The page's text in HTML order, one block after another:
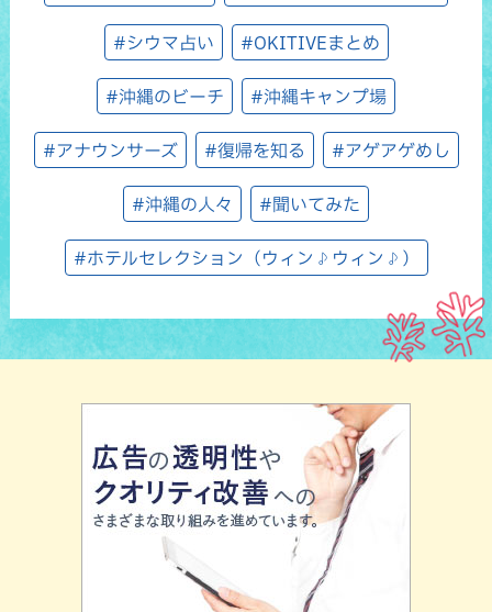
#シウマ占い #OKITIVEまとめ
#沖縄のビーチ #沖縄キャンプ場
#アナウンサーズ #復帰を知る #アゲアゲめし
#沖縄の人々 #聞いてみた
#ホテルセレクション（ウィン♪ウィン♪）